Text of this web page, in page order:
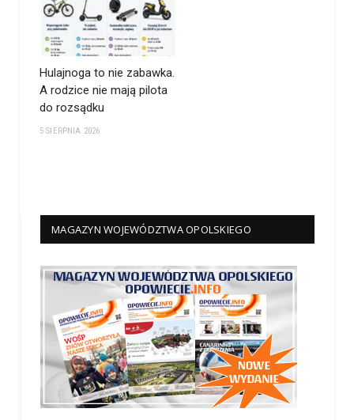
Hulajnoga to nie zabawka.
A rodzice nie mają pilota
do rozsądku
5 SIERPNIA 2026
MAGAZYN WOJEWÓDZTWA OPOLSKIEGO